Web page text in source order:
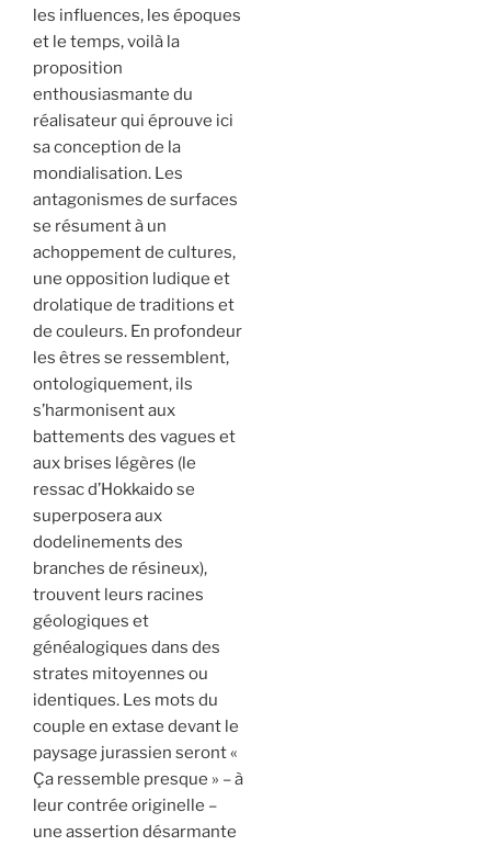
les influences, les époques
et le temps, voilà la
proposition
enthousiasmante du
réalisateur qui éprouve ici
sa conception de la
mondialisation. Les
antagonismes de surfaces
se résument à un
achoppement de cultures,
une opposition ludique et
drolatique de traditions et
de couleurs. En profondeur
les êtres se ressemblent,
ontologiquement, ils
s’harmonisent aux
battements des vagues et
aux brises légères (le
ressac d’Hokkaido se
superposera aux
dodelinements des
branches de résineux),
trouvent leurs racines
géologiques et
généalogiques dans des
strates mitoyennes ou
identiques. Les mots du
couple en extase devant le
paysage jurassien seront «
Ça ressemble presque » – à
leur contrée originelle –
une assertion désarmante